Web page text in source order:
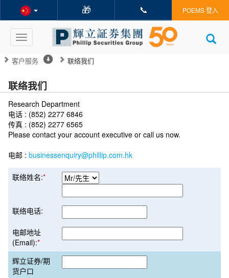
🎁 📞 POEMS 登入
Toggle
navigation
客户服务 联络我们
联络我们
Research Department
电话 : (852) 2277 6846
传真 : (852) 2277 6565
Please contact your account executive or call us now.
电邮 : businessenquiry@phillip.com.hk
联络姓名:*
联络电话:
电邮地址
(Email):*
辉立证券/期
货户口